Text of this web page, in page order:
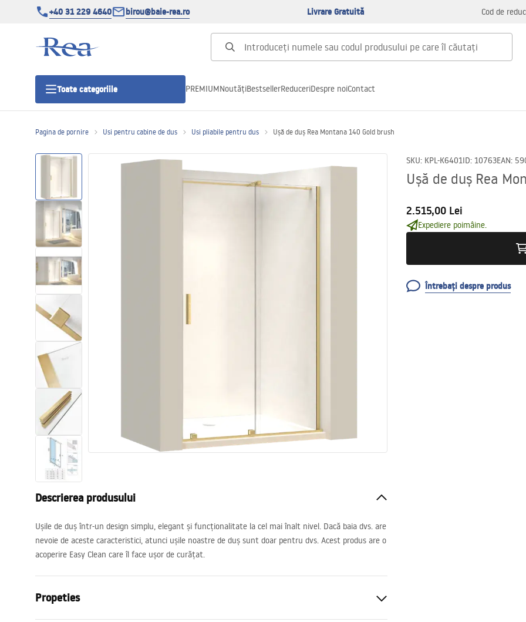
+40 31 229 4640 birou@baie-rea.ro Livrare Gratuită Cod de
Toate categoriile
Cadite de dus
Rigole Liniare
Vase WC si Bideuri
Lavoare
Cazi cu paravane
Dusuri
Bucatarie
PREMIUMNoutățiBestsellerReduceriDespre noiContact
Pagina de pornire Usi pentru cabine de dus Usi pliabile pentru dus Ușă de duș Rea Montana 140 Gold brush
SKU: KPL-K6401ID: 10763EAN:
Ușă de duș Rea
2.515,00 Lei
Expediere poimâine.
Întrebați despre produs
Descrierea produsului
Ușile de duș într-un design simplu, elegant și funcționalitate la cel mai înalt nivel. Dacă baia dvs. are
nevoie de aceste caracteristici, atunci ușile noastre de duș sunt doar pentru dvs. Acest produs are o
acoperire Easy Clean care îl face ușor de curățat.
Propeties